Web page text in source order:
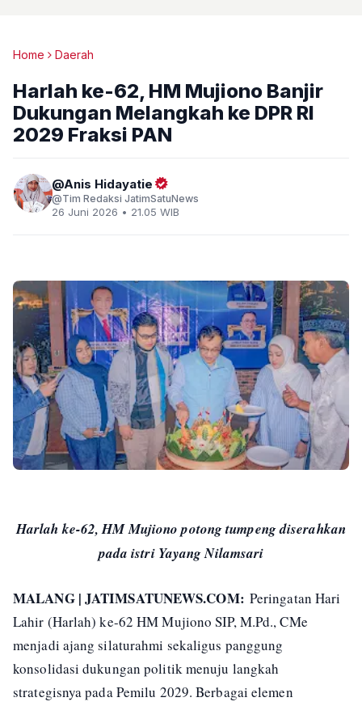
Home Daerah
Harlah ke-62, HM Mujiono Banjir
Dukungan Melangkah ke DPR RI
2029 Fraksi PAN
Anis Hidayatie
Tim Redaksi JatimSatuNews
26 Juni 2026 • 21.05 WIB
Harlah ke-62, HM Mujiono potong tumpeng diserahkan
pada istri Yayang Nilamsari
MALANG | JATIMSATUNEWS.COM: Peringatan Hari
Lahir (Harlah) ke-62 HM Mujiono SIP, M.Pd., CMe
menjadi ajang silaturahmi sekaligus panggung
konsolidasi dukungan politik menuju langkah
strategisnya pada Pemilu 2029. Berbagai elemen